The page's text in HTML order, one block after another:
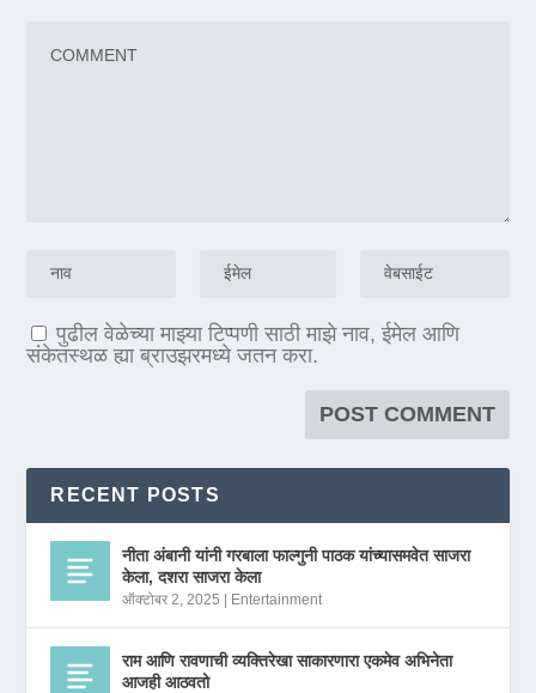
पुढील वेळेच्या माझ्या टिप्पणी साठी माझे नाव, ईमेल आणि
संकेतस्थळ ह्या ब्राउझरमध्ये जतन करा.
RECENT POSTS
नीता अंबानी यांनी गरबाला फाल्गुनी पाठक यांच्यासमवेत साजरा
केला, दशरा साजरा केला
ऑक्टोबर 2, 2025 Entertainment
राम आणि रावणाची व्यक्तिरेखा साकारणारा एकमेव अभिनेता
आजही आठवतो